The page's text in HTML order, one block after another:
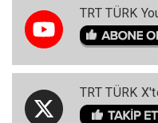
TRT TÜRK
TRT TÜRK